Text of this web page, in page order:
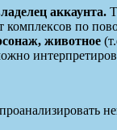
аккаунта.
комплексов по
животное